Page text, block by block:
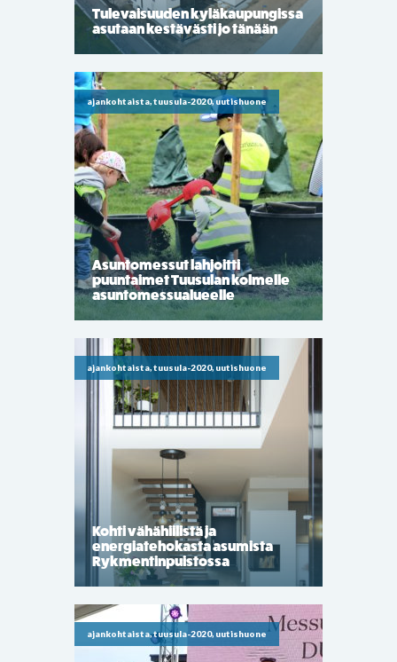
Tulevaisuuden kyläkaupungissa
asutaan kestävästi jo tänään
ajankohtaista, tuusula-2020, uutishuone
Asuntomessut lahjoitti
puuntaimet Tuusulan kolmelle
asuntomessualueelle
ajankohtaista, tuusula-2020, uutishuone
Kohti vähähiilistä ja
energiatehokasta asumista
Rykmentinpuistossa
ajankohtaista, tuusula-2020, uutishuone